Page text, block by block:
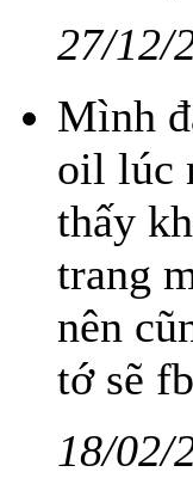
27/12/
Mình
oil lúc
thấy
trang
nên
tớ sẽ
18/02/